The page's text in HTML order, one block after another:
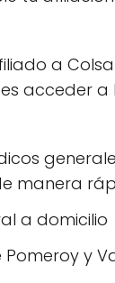
a
acceder a
manera
a domicilio
y